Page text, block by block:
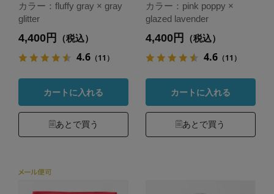
カラー：fluffy gray × gray
glitter
4,400円 （税込）
4.6（11）
カートに入れる
あとで買う
カラー：pink poppy ×
glazed lavender
4,400円 （税込）
4.6（11）
カートに入れる
あとで買う